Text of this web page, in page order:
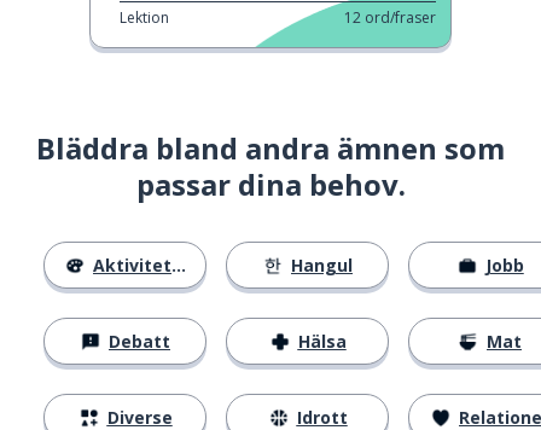
Lektion 12 ord/fraser
Bläddra bland andra ämnen som
passar dina behov.
Aktiviteter
Debatt
Diverse
Hangul
Hälsa
Idrott
Jobb
Mat